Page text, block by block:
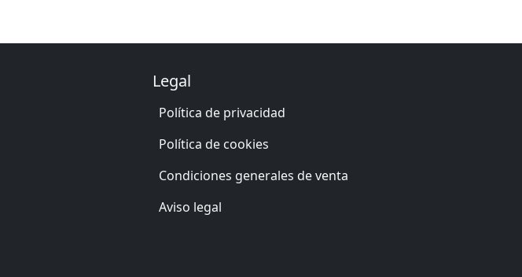
Legal
Política de privacidad
Política de cookies
Condiciones generales de venta
Aviso legal